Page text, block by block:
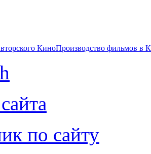
КиноПроизводство фильмов в
по сайту